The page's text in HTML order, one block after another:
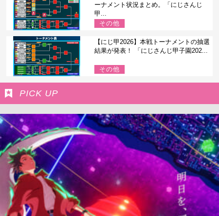
ーナメント状況まとめ。「にじさんじ
甲...
その他
【にじ甲2026】本戦トーナメントの抽選
結果が発表！ 「にじさんじ甲子園202...
その他
PICK UP